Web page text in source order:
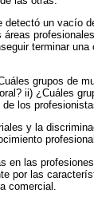
un vacío
terminar una
grupos de
ii) ¿Cuáles
los
y la
en las
por las
comercial.